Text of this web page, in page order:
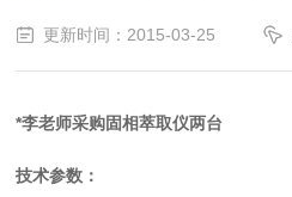
更新时间：2015-03-25
*李老师采购固相萃取仪两台
技术参数：